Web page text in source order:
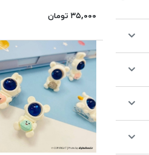
۳۵,۰۰۰ تومان